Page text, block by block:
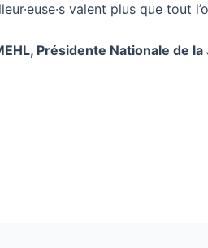
valent plus que tout
Présidente Nationale de la